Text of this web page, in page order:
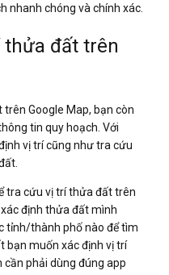
nhanh chóng và chính xác.
đất trên
Google Map, bạn còn
tin quy hoạch. Với
vị trí cũng như tra cứu
tra cứu vị trí thửa đất trên
định thửa đất mình
tỉnh/thành phố nào để tìm
bạn muốn xác định vị trí
cần phải dùng đúng app